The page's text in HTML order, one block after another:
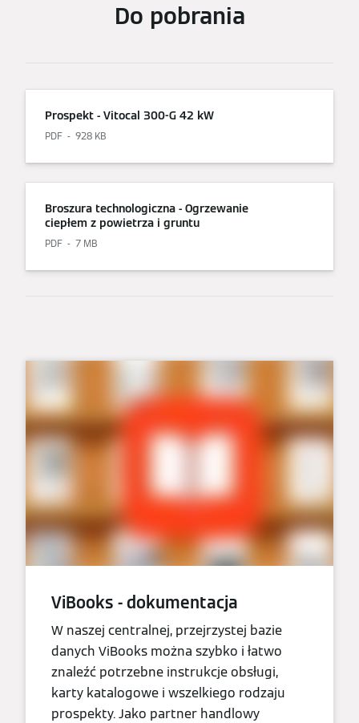
Do pobrania
Prospekt - Vitocal 300-G 42 kW
PDF 928 KB
Broszura technologiczna - Ogrzewanie
ciepłem z powietrza i gruntu
PDF 7 MB
ViBooks - dokumentacja
W naszej centralnej, przejrzystej bazie
danych ViBooks można szybko i łatwo
znaleźć potrzebne instrukcje obsługi,
karty katalogowe i wszelkiego rodzaju
prospekty. Jako partner handlowy